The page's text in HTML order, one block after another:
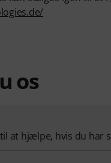
os
at hjælpe, hvis du